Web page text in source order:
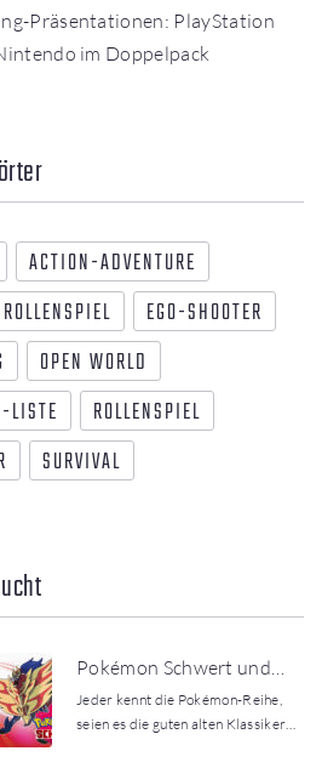
Präsentationen: PlayStation
im Doppelpack
ACTION-ADVENTURE
EGO-SHOOTER
OPEN WORLD
LISTE
ROLLENSPIEL
SURVIVAL
Pokémon Schwert und…
Jeder kennt die Pokémon-Reihe,
seien es die guten alten Klassiker…